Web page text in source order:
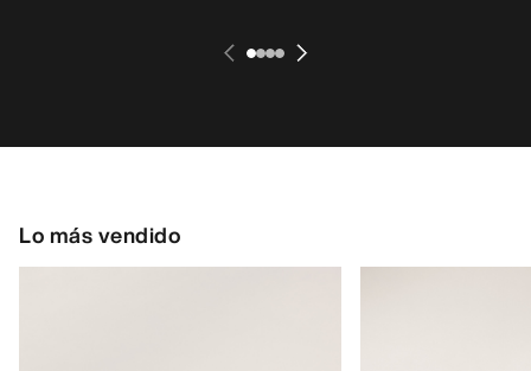
Lo más vendido